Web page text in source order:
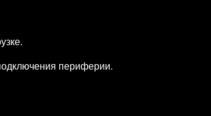
периферии.